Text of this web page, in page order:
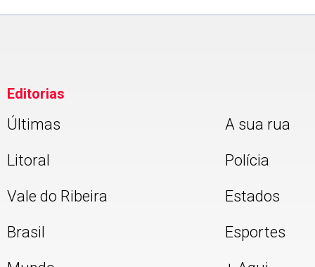
Editorias
Últimas
Litoral
Vale do Ribeira
Brasil
A sua rua
Polícia
Estados
Esportes